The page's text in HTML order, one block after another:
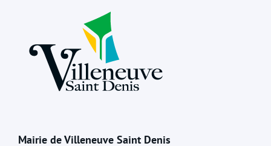
Mairie de Villeneuve Saint Denis